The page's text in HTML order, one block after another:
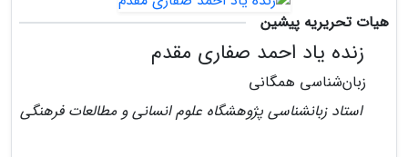
هیات تحریریه پیشین
زنده یاد احمد صفاری مقدم
زبان‌شناسی همگانی
استاد زبانشناسی پژوهشگاه علوم انسانی و مطالعات فرهنگی